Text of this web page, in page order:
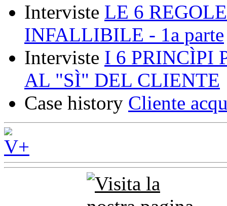
Interviste LE 6
INFALLIBILE - 1a parte
Interviste I 6 PRINCÌPI
AL "SÌ" DEL CLIENTE
Case history Cliente